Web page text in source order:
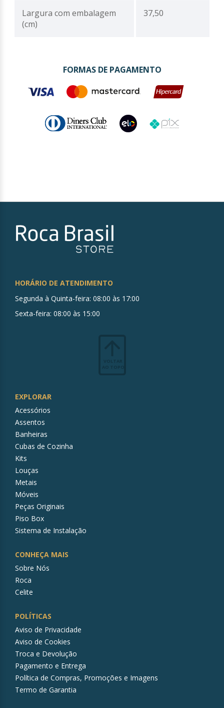
Largura com embalagem
(cm)
37,50
FORMAS DE PAGAMENTO
HORÁRIO DE ATENDIMENTO
Segunda à Quinta-feira: 08:00 às 17:00
Sexta-feira: 08:00 às 15:00
EXPLORAR
Acessórios
Assentos
Banheiras
Cubas de Cozinha
Kits
Louças
Metais
Móveis
Peças Originais
Piso Box
Sistema de Instalação
CONHEÇA MAIS
Sobre Nós
Roca
Celite
POLÍTICAS
Aviso de Privacidade
Aviso de Cookies
Troca e Devolução
Pagamento e Entrega
Política de Compras, Promoções e Imagens
Termo de Garantia